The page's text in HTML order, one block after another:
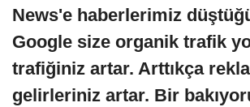
News'e haberlerimiz
Google size organik trafik
trafiğiniz artar. Arttıkça
gelirleriniz artar. Bir